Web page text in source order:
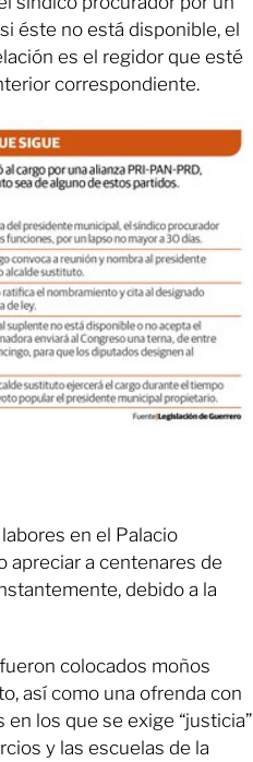
éste no está disponible, el
es el regidor que esté
correspondiente.
en el Palacio
apreciar a centenares de
debido a la
colocados moños
así como una ofrenda con
los que se exige “justicia”
y las escuelas de la